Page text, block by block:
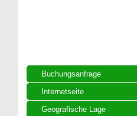
Buchungsanfrage
Internetseite
Geografische Lage